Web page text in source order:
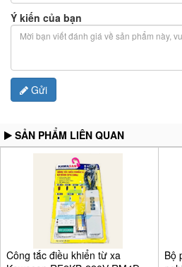
Ý kiến của bạn
Gửi
SẢN PHẨM LIÊN QUAN
Công tắc điều khiển từ xa
Bộ